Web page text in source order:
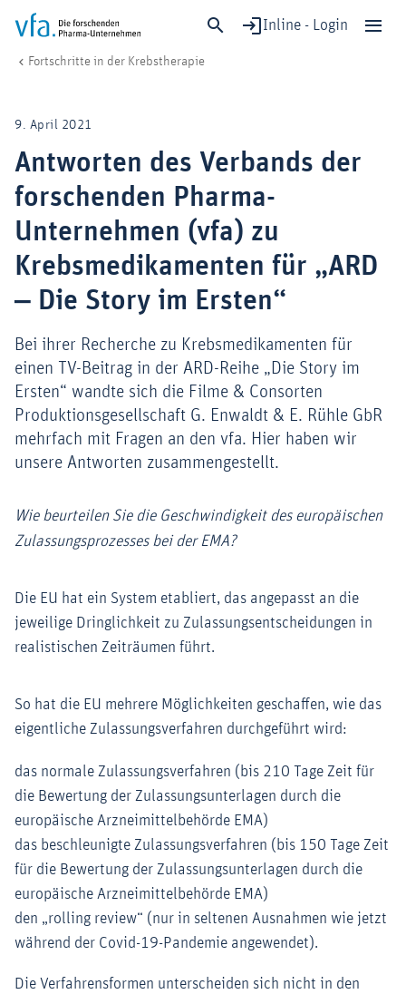
Inline - Login
Forschung & Entwicklung
Gesundheit & Versorgung
Wirtschaft & Standort
Digitalisierung & KI
Verband & Mitglieder
Mitglied werden!
Medien
Fortschritte in der Krebstherapie
9. April 2021
Antworten des Verbands der
forschenden Pharma-
Unternehmen (vfa) zu
Krebsmedikamenten für „ARD
‒ Die Story im Ersten“
Bei ihrer Recherche zu Krebsmedikamenten für
einen TV-Beitrag in der ARD-Reihe „Die Story im
Ersten“ wandte sich die Filme & Consorten
Produktionsgesellschaft G. Enwaldt & E. Rühle GbR
mehrfach mit Fragen an den vfa. Hier haben wir
unsere Antworten zusammengestellt.
Wie beurteilen Sie die Geschwindigkeit des europäischen
Zulassungsprozesses bei der EMA?
Die EU hat ein System etabliert, das angepasst an die
jeweilige Dringlichkeit zu Zulassungsentscheidungen in
realistischen Zeiträumen führt.
So hat die EU mehrere Möglichkeiten geschaffen, wie das
eigentliche Zulassungsverfahren durchgeführt wird:
das normale Zulassungsverfahren (bis 210 Tage Zeit für
die Bewertung der Zulassungsunterlagen durch die
europäische Arzneimittelbehörde EMA)
das beschleunigte Zulassungsverfahren (bis 150 Tage Zeit
für die Bewertung der Zulassungsunterlagen durch die
europäische Arzneimittelbehörde EMA)
den „rolling review“ (nur in seltenen Ausnahmen wie jetzt
während der Covid-19-Pandemie angewendet).
Die Verfahrensformen unterscheiden sich nicht in den